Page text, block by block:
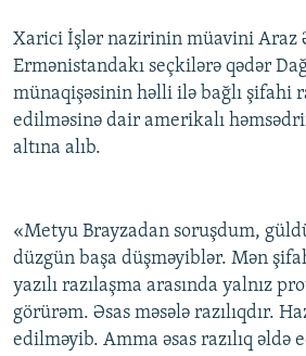
XƏBƏR BÜLLETENLƏRIMIZ
Xarici İşlər nazirinin müavini Araz
Ermənistandakı seçkilərə qədər
münaqişəsinin həlli ilə bağlı şifahi
edilməsinə dair amerikalı
altına alıb.
«Metyu Brayzadan soruşdum,
düzgün başa düşməyiblər. Mən
yazılı razılaşma arasında yalnız
görürəm. Əsas məsələ razılıqdır.
edilməyib. Amma əsas razılıq əldə